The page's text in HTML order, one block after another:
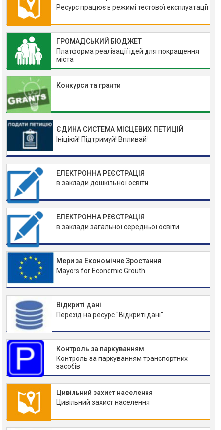
Ресурс працює в режимі тестової експлуатації
ГРОМАДСЬКИЙ БЮДЖЕТ
Платформа реалізації ідей для покращення
міста
Конкурси та гранти
ЄДИНА СИСТЕМА МІСЦЕВИХ ПЕТИЦІЙ
Ініціюй! Підтримуй! Впливай!
ЕЛЕКТРОННА РЕЄСТРАЦІЯ
в заклади дошкільної освіти
ЕЛЕКТРОННА РЕЄСТРАЦІЯ
в заклади загальної середньої освіти
Мери за Економічне Зростання
Mayors for Economic Grouth
Відкриті дані
Перехід на ресурс "Відкриті дані"
Контроль за паркуванням
Контроль за паркуванням транспортних
засобів
Цивільний захист населення
Цивільний захист населення